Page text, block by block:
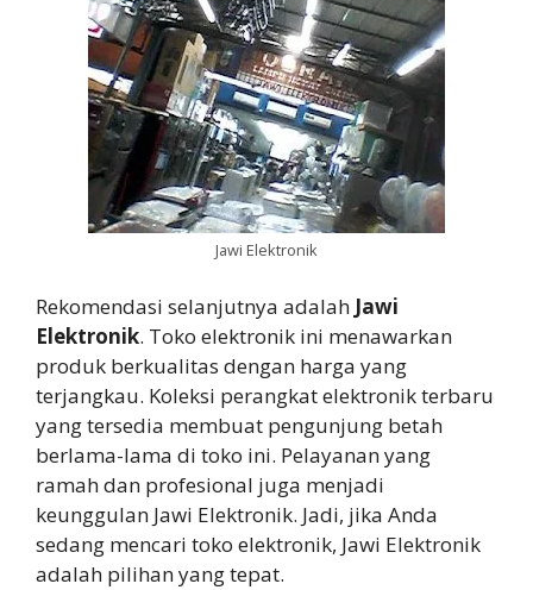
Jawi Elektronik
Rekomendasi selanjutnya adalah Jawi
Elektronik. Toko elektronik ini menawarkan
produk berkualitas dengan harga yang
terjangkau. Koleksi perangkat elektronik terbaru
yang tersedia membuat pengunjung betah
berlama-lama di toko ini. Pelayanan yang
ramah dan profesional juga menjadi
keunggulan Jawi Elektronik. Jadi, jika Anda
sedang mencari toko elektronik, Jawi Elektronik
adalah pilihan yang tepat.